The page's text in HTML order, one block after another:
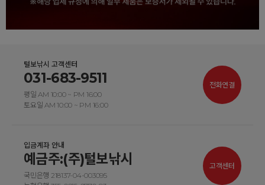
털보낚시 고객센터
031-683-9511
평일 AM 10:00 ~ PM 16:00
토요일 AM 10:00 ~ PM 16:00
전화연결
입금계좌 안내
예금주:(주)털보낚시
국민은행 218137-04-003095
고객센터